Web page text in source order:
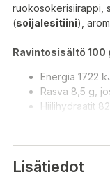
ruokosokerisiirappi,
(soijalesitiini),
Ravintosisältö 100
Energia 1722
Rasva 8,5 g,
Hiilihydraatit
Valmistusmaa:
Lisätiedot